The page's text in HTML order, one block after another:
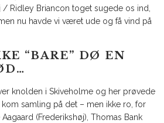
/ Ridley Briancon toget sugede os ind,
nu havde vi været ude og få vind på
“BARE” DØ EN
knolden i Skiveholme og her prøvede
samling på det – men ikke ro, for
(Frederikshøj), Thomas Bank